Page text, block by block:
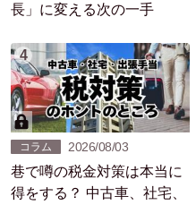
長」に変える次の一手
4
コラム 2026/08/03
巷で噂の税金対策は本当に
得をする？ 中古車、社宅、